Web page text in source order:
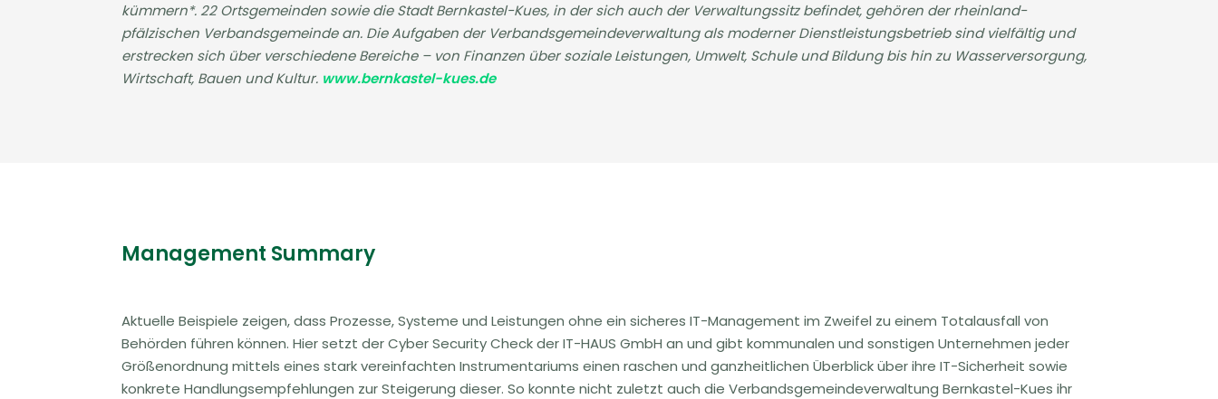
kümmern*. 22 Ortsgemeinden sowie die Stadt Bernkastel-Kues, in der sich auch der Verwaltungssitz befindet, gehören der rheinland-
pfälzischen Verbandsgemeinde an. Die Aufgaben der Verbandsgemeindeverwaltung als moderner Dienstleistungsbetrieb sind vielfältig und
erstrecken sich über verschiedene Bereiche – von Finanzen über soziale Leistungen, Umwelt, Schule und Bildung bis hin zu Wasserversorgung,
Wirtschaft, Bauen und Kultur. www.bernkastel-kues.de
Management Summary
Aktuelle Beispiele zeigen, dass Prozesse, Systeme und Leistungen ohne ein sicheres IT-Management im Zweifel zu einem Totalausfall von
Behörden führen können. Hier setzt der Cyber Security Check der IT-HAUS GmbH an und gibt kommunalen und sonstigen Unternehmen jeder
Größenordnung mittels eines stark vereinfachten Instrumentariums einen raschen und ganzheitlichen Überblick über ihre IT-Sicherheit sowie
konkrete Handlungsempfehlungen zur Steigerung dieser. So konnte nicht zuletzt auch die Verbandsgemeindeverwaltung Bernkastel-Kues ihr